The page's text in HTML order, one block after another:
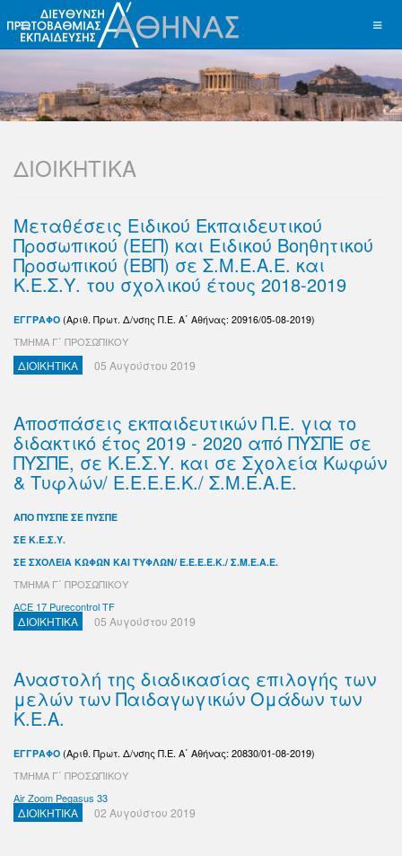
ΔΙΟΙΚΗΤΙΚΑ
Μεταθέσεις Ειδικού Εκπαιδευτικού
Προσωπικού (ΕΕΠ) και Ειδικού Βοηθητικού
Προσωπικού (ΕΒΠ) σε Σ.Μ.Ε.Α.Ε. και
Κ.Ε.Σ.Υ. του σχολικού έτους 2018-2019
ΕΓΓΡΑΦΟ (Αριθ. Πρωτ. Δ/νσης Π.Ε. Α΄ Αθήνας: 20916/05-08-2019)
ΤΜΗΜΑ Γ΄ ΠΡΟΣΩΠΙΚΟΥ
ΔΙΟΙΚΗΤΙΚΑ 05 Αυγούστου 2019
Αποσπάσεις εκπαιδευτικών Π.Ε. για το
διδακτικό έτος 2019 - 2020 από ΠΥΣΠΕ σε
ΠΥΣΠΕ, σε Κ.Ε.Σ.Υ. και σε Σχολεία Κωφών
& Τυφλών/ Ε.Ε.Ε.Ε.Κ./ Σ.Μ.Ε.Α.Ε.
ΑΠΟ ΠΥΣΠΕ ΣΕ ΠΥΣΠΕ
ΣΕ Κ.Ε.Σ.Υ.
ΣΕ ΣΧΟΛΕΙΑ ΚΩΦΩΝ ΚΑΙ ΤΥΦΛΩΝ/ Ε.Ε.Ε.Ε.Κ./ Σ.Μ.Ε.Α.Ε.
ΤΜΗΜΑ Γ΄ ΠΡΟΣΩΠΙΚΟΥ
ACE 17 Purecontrol TF
ΔΙΟΙΚΗΤΙΚΑ 05 Αυγούστου 2019
Αναστολή της διαδικασίας επιλογής των
μελών των Παιδαγωγικών Ομάδων των
Κ.Ε.Α.
ΕΓΓΡΑΦΟ (Αριθ. Πρωτ. Δ/νσης Π.Ε. Α΄ Αθήνας: 20830/01-08-2019)
ΤΜΗΜΑ Γ΄ ΠΡΟΣΩΠΙΚΟΥ
Air Zoom Pegasus 33
ΔΙΟΙΚΗΤΙΚΑ 02 Αυγούστου 2019